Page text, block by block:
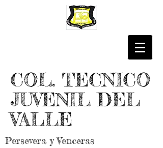
COL. TECNICO
JUVENIL DEL
VALLE
Persevera y Venceras